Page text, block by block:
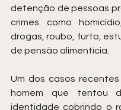
detenção de pessoas
crimes como
drogas, roubo, furto,
de pensão alimentícia.
Um dos casos recentes
homem que tentou
identidade cobrindo o